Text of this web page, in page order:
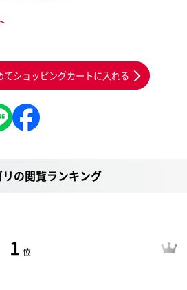
てショッピングカートに入れる
の閲覧ランキング
1 位